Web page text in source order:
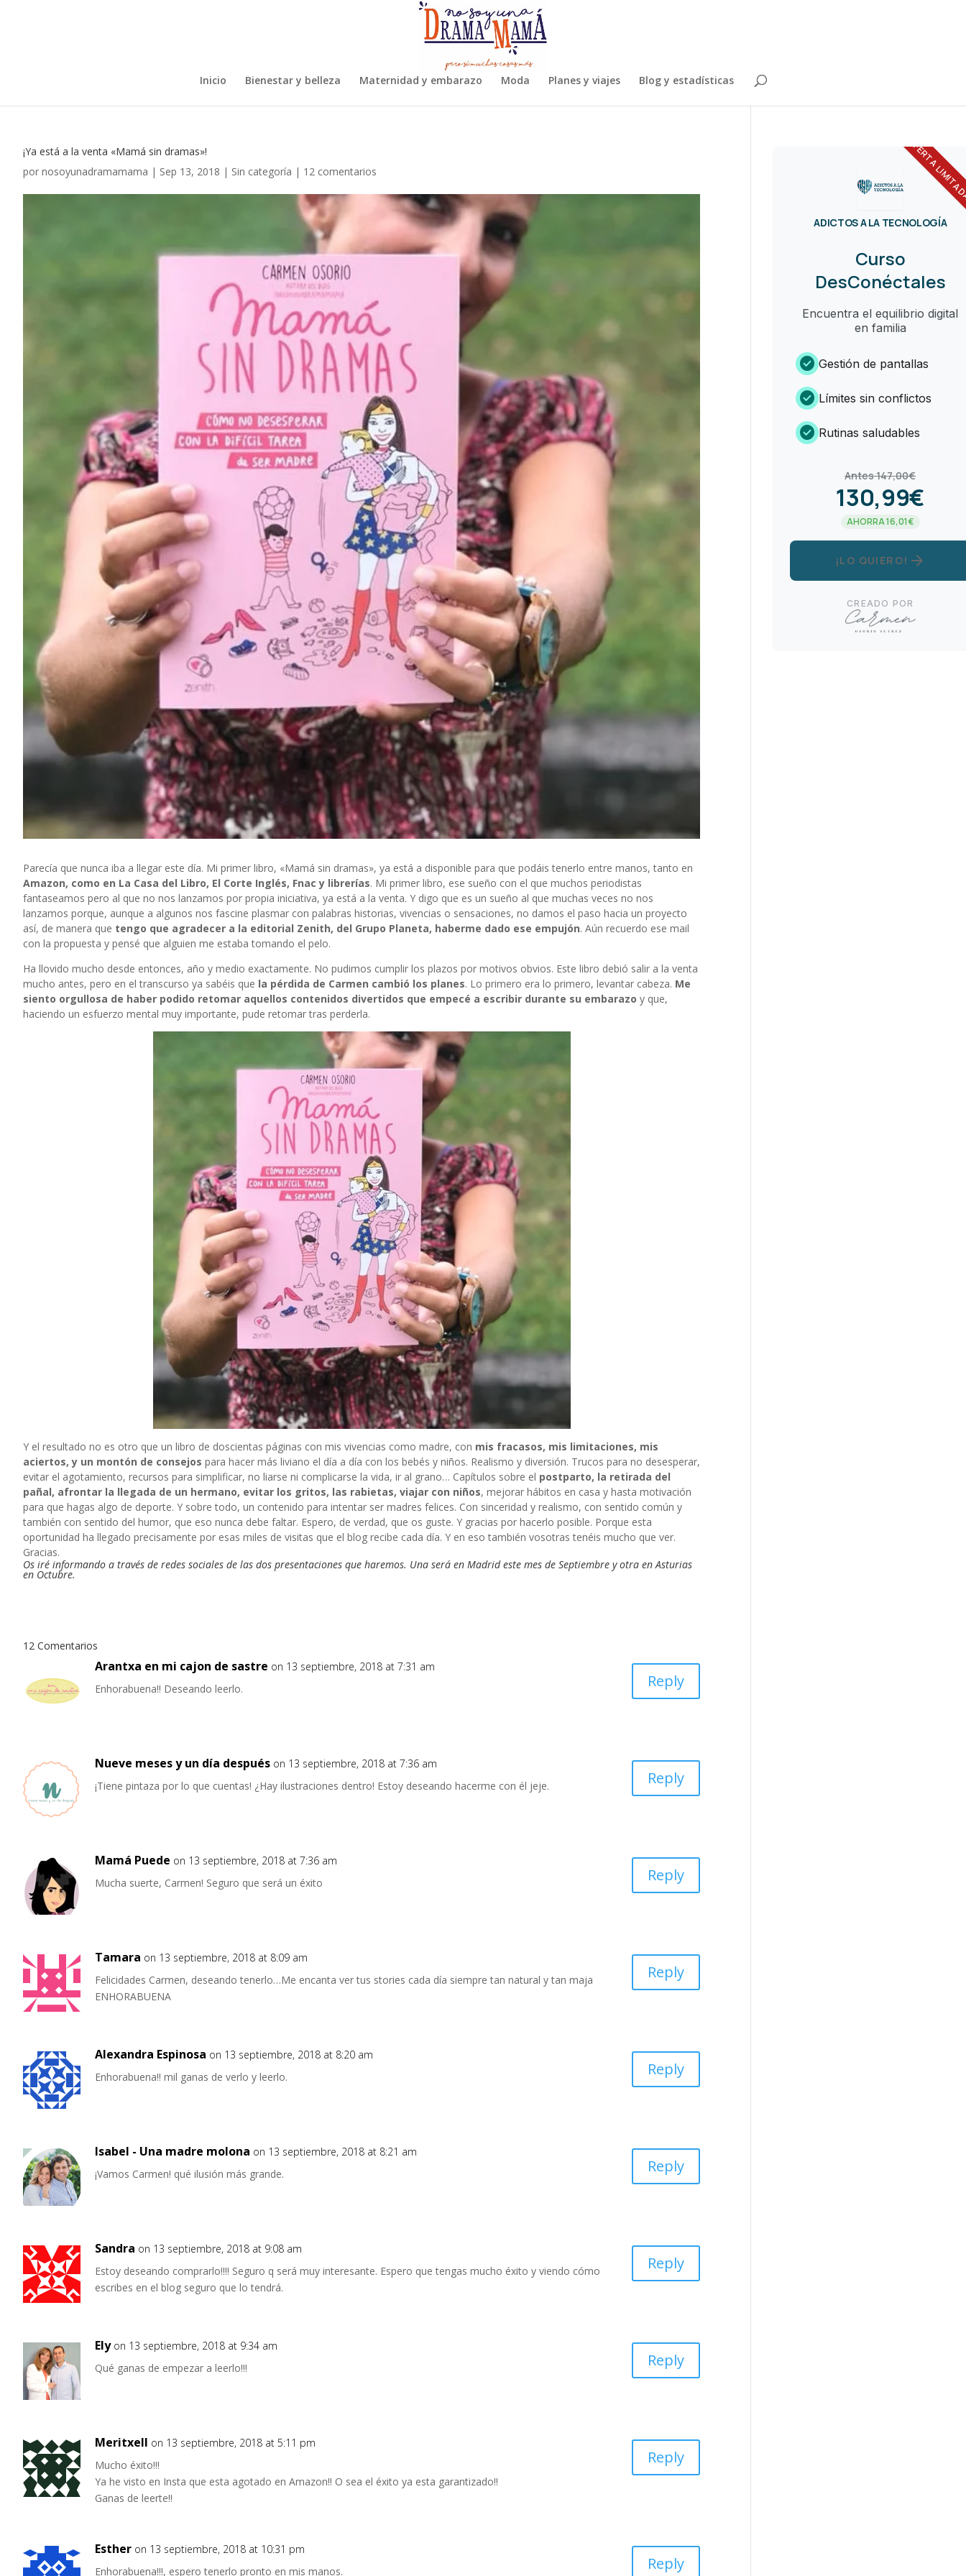
Inicio Bienestar y belleza Maternidad y embarazo Moda Planes y viajes Blog y estadísticas
¡Ya está a la venta «Mamá sin dramas»!
por nosoyunadramamama | Sep 13, 2018 | Sin categoría | 12 comentarios
Parecía que nunca iba a llegar este día. Mi primer libro, «Mamá sin dramas», ya está a disponible para que podáis tenerlo entre manos, tanto en
Amazon, como en La Casa del Libro, El Corte Inglés, Fnac y librerías. Mi primer libro, ese sueño con el que muchos periodistas
fantaseamos pero al que no nos lanzamos por propia iniciativa, ya está a la venta. Y digo que es un sueño al que muchas veces no nos
lanzamos porque, aunque a algunos nos fascine plasmar con palabras historias, vivencias o sensaciones, no damos el paso hacia un proyecto
así, de manera que tengo que agradecer a la editorial Zenith, del Grupo Planeta, haberme dado ese empujón. Aún recuerdo ese mail
con la propuesta y pensé que alguien me estaba tomando el pelo.
Ha llovido mucho desde entonces, año y medio exactamente. No pudimos cumplir los plazos por motivos obvios. Este libro debió salir a la venta
mucho antes, pero en el transcurso ya sabéis que la pérdida de Carmen cambió los planes. Lo primero era lo primero, levantar cabeza. Me
siento orgullosa de haber podido retomar aquellos contenidos divertidos que empecé a escribir durante su embarazo y que,
haciendo un esfuerzo mental muy importante, pude retomar tras perderla.
Y el resultado no es otro que un libro de doscientas páginas con mis vivencias como madre, con mis fracasos, mis limitaciones, mis
aciertos, y un montón de consejos para hacer más liviano el día a día con los bebés y niños. Realismo y diversión. Trucos para no desesperar,
evitar el agotamiento, recursos para simplificar, no liarse ni complicarse la vida, ir al grano… Capítulos sobre el postparto, la retirada del
pañal, afrontar la llegada de un hermano, evitar los gritos, las rabietas, viajar con niños, mejorar hábitos en casa y hasta motivación
para que hagas algo de deporte. Y sobre todo, un contenido para intentar ser madres felices. Con sinceridad y realismo, con sentido común y
también con sentido del humor, que eso nunca debe faltar. Espero, de verdad, que os guste. Y gracias por hacerlo posible. Porque esta
oportunidad ha llegado precisamente por esas miles de visitas que el blog recibe cada día. Y en eso también vosotras tenéis mucho que ver.
Gracias.
Os iré informando a través de redes sociales de las dos presentaciones que haremos. Una será en Madrid este mes de Septiembre y otra en Asturias
en Octubre.
12 Comentarios
Arantxa en mi cajon de sastre on 13 septiembre, 2018 at 7:31 am
Enhorabuena!! Deseando leerlo.
Reply
Nueve meses y un día después on 13 septiembre, 2018 at 7:36 am
¡Tiene pintaza por lo que cuentas! ¿Hay ilustraciones dentro! Estoy deseando hacerme con él jeje.
Reply
Mamá Puede on 13 septiembre, 2018 at 7:36 am
Mucha suerte, Carmen! Seguro que será un éxito
Reply
Tamara on 13 septiembre, 2018 at 8:09 am
Felicidades Carmen, deseando tenerlo…Me encanta ver tus stories cada día siempre tan natural y tan maja
ENHORABUENA
Reply
Alexandra Espinosa on 13 septiembre, 2018 at 8:20 am
Enhorabuena!! mil ganas de verlo y leerlo.
Reply
Isabel - Una madre molona on 13 septiembre, 2018 at 8:21 am
¡Vamos Carmen! qué ilusión más grande.
Reply
Sandra on 13 septiembre, 2018 at 9:08 am
Estoy deseando comprarlo!!!! Seguro q será muy interesante. Espero que tengas mucho éxito y viendo cómo
escribes en el blog seguro que lo tendrá.
Reply
Ely on 13 septiembre, 2018 at 9:34 am
Qué ganas de empezar a leerlo!!!
Reply
Meritxell on 13 septiembre, 2018 at 5:11 pm
Mucho éxito!!!
Ya he visto en Insta que esta agotado en Amazon!! O sea el éxito ya esta garantizado!!
Ganas de leerte!!
Reply
Esther on 13 septiembre, 2018 at 10:31 pm
Enhorabuena!!!, espero tenerlo pronto en mis manos.
Reply
OFERTA
ADICTOS A LA TECNOLOGÍA
Curso
DesConéctales
Encuentra el equilibrio digital
en familia
check_circle Gestión de pantallas
check_circle Límites sin conflictos
check_circle Rutinas saludables
Antes 147,00€
130,99€
AHORRA 16,01€
¡LO QUIERO! arrow_forward
CREADO POR